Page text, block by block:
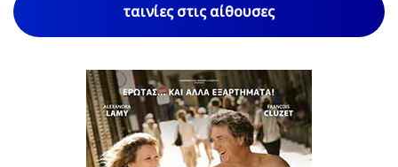
ταινίες στις αίθουσες